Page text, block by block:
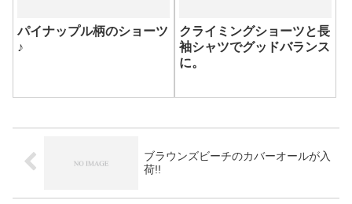
パイナップル柄のショーツ
♪
クライミングショーツと長
袖シャツでグッドバランス
に。
ブラウンズビーチのカバーオールが入
荷!!